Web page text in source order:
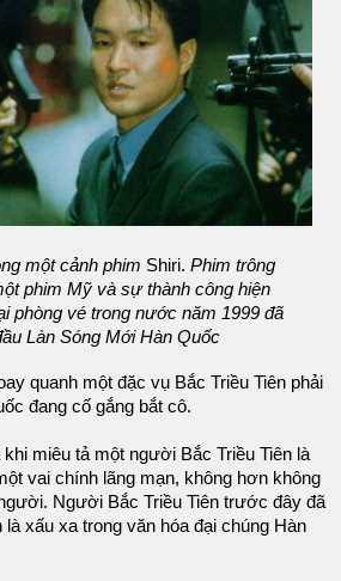
một cảnh phim Shiri. Phim trông
phim Mỹ và sự thành công hiện
phòng vé trong nước năm 1999 đã
Làn Sóng Mới Hàn Quốc
quanh một đặc vụ Bắc Triều Tiên phải
đang cố gắng bắt cô.
miêu tả một người Bắc Triều Tiên là
vai chính lãng mạn, không hơn không
Người Bắc Triều Tiên trước đây đã
xấu xa trong văn hóa đại chúng Hàn